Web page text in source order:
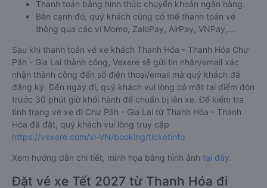
Thanh toán bằng hình thức chuyển khoản ngân hàng.
Bên cạnh đó, quý khách cũng có thể thanh toán vé
thông qua các ví Momo, ZaloPay, AirPay, VNPay,…
Sau khi thanh toán vé xe khách Thanh Hóa - Thanh Hóa Chư
Păh - Gia Lai thành công, Vexere sẽ gửi tin nhắn/email xác
nhận thành công đến số điện thoại/email mà quý khách đã
đăng ký. Đến ngày đi, quý khách vui lòng có mặt tại điểm đón
trước 30 phút giờ khởi hành để chuẩn bị lên xe. Để kiểm tra
tình trạng vé xe đi Chư Păh - Gia Lai từ Thanh Hóa - Thanh
Hóa đã đặt, quý khách vui lòng truy cập
https://vexere.com/vi-VN/booking/ticketinfo
Xem hướng dẫn chi tiết, minh họa bằng hình ảnh tại đây.
Đặt vé xe Tết 2027 từ Thanh Hóa đi